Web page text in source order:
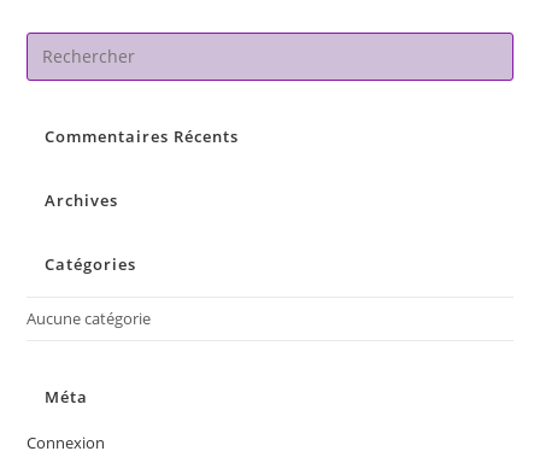
Commentaires Récents
Archives
Catégories
Aucune catégorie
Méta
Connexion